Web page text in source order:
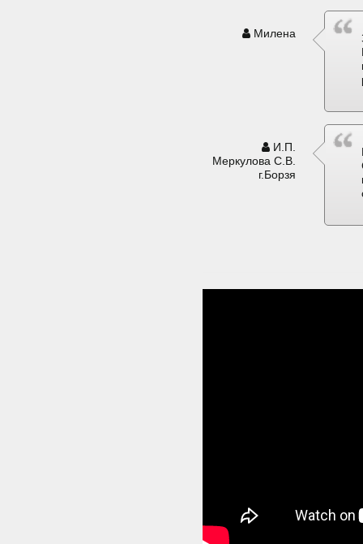
Милена
И.П.
Меркулова С.В.
г.Борзя